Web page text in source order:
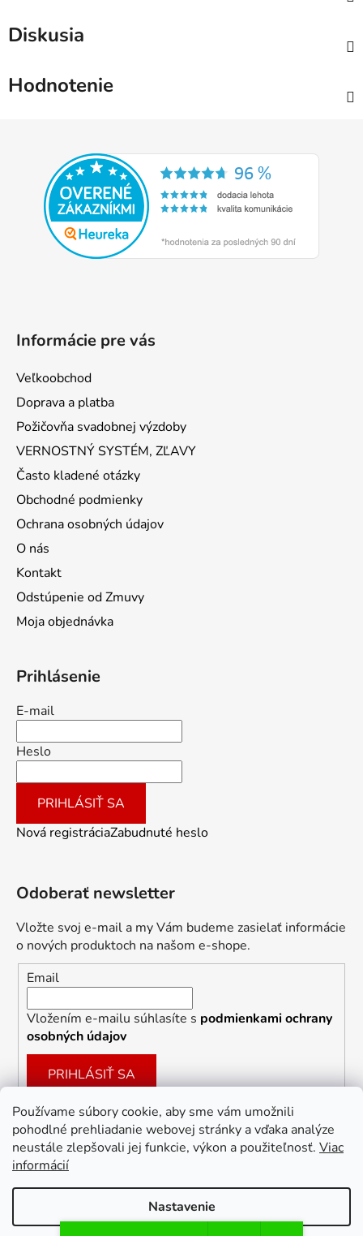
Používame súbory cookie, aby sme vám umožnili
pohodlné prehliadanie webovej stránky a vďaka analýze
neustále zlepšovali jej funkcie, výkon a použiteľnosť. Viac
informácií
Nastavenie
Diskusia
Hodnotenie
Informácie pre vás
Veľkoobchod
Doprava a platba
Požičovňa svadobnej výzdoby
VERNOSTNÝ SYSTÉM, ZĽAVY
Často kladené otázky
Obchodné podmienky
Ochrana osobných údajov
O nás
Kontakt
Odstúpenie od Zmuvy
Moja objednávka
Prihlásenie
E-mail
Heslo
PRIHLÁSIŤ SA
Nová registráciaZabudnuté heslo
Odoberať newsletter
Vložte svoj e-mail a my Vám budeme zasielať informácie
o nových produktoch na našom e-shope.
Email
Vložením e-mailu súhlasíte s podmienkami ochrany
osobných údajov
PRIHLÁSIŤ SA
Facebook